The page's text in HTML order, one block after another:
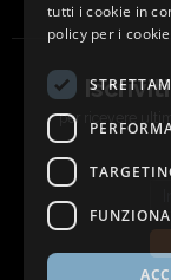
per ricevere
tutti i cookie in
policy per i